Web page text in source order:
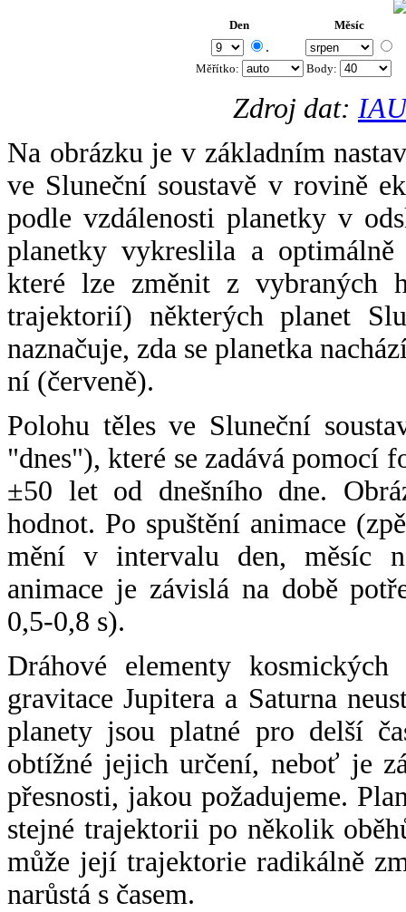
Den Měsíc
.
Měřítko: Body:
Zdroj dat:
Na obrázku je v základním
ve Sluneční soustavě v rovině
podle vzdálenosti planetky v
planetky vykreslila a
které lze změnit z vybraných
trajektorií) některých planet
naznačuje, zda se planetka
ní (červeně).
Polohu těles ve Sluneční
"dnes"), které se zadává pomocí
±50 let od dnešního dne.
hodnot. Po spuštění animace
mění v intervalu den, měsíc
animace je závislá na době
0,5-0,8 s).
Dráhové elementy
gravitace Jupitera a Saturna
planety jsou platné pro delší
obtížné jejich určení, neboť je
přesnosti, jakou požadujeme.
stejné trajektorii po několik
může její trajektorie radikálně
narůstá s časem.